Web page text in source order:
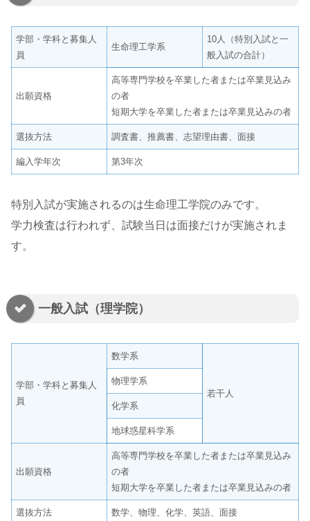
学部・学科と募集人
員
生命理工学系
10人（特別入試と一
般入試の合計）
出願資格
高等専門学校を卒業した者または卒業見込み
の者
短期大学を卒業した者または卒業見込みの者
選抜方法 調査書、推薦書、志望理由書、面接
編入学年次 第3年次
特別入試が実施されるのは生命理工学院のみです。
学力検査は行われず、試験当日は面接だけが実施されま
す。
一般入試（理学院）
学部・学科と募集人
員
数学系
若干人
物理学系
化学系
地球惑星科学系
出願資格
高等専門学校を卒業した者または卒業見込み
の者
短期大学を卒業した者または卒業見込みの者
選抜方法 数学、物理、化学、英語、面接